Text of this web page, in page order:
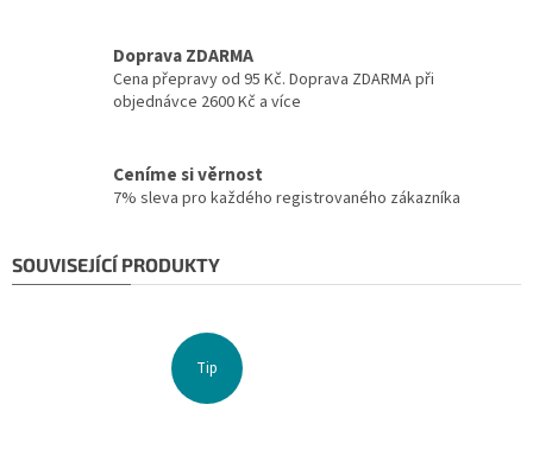
Doprava ZDARMA
Cena přepravy od 95 Kč. Doprava ZDARMA při
objednávce 2600 Kč a více
Ceníme si věrnost
7% sleva pro každého registrovaného zákazníka
SOUVISEJÍCÍ PRODUKTY
Tip